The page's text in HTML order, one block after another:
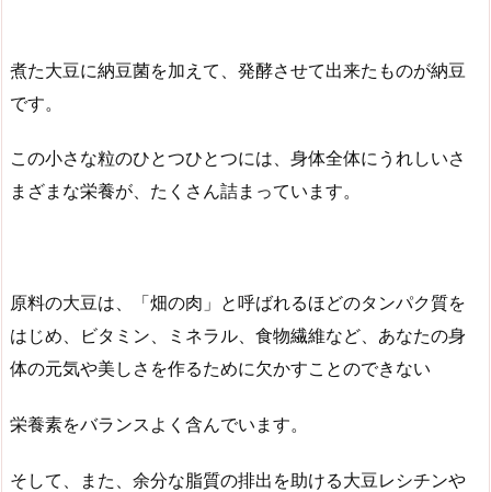
煮た大豆に納豆菌を加えて、発酵させて出来たものが納豆
です。
この小さな粒のひとつひとつには、身体全体にうれしいさ
まざまな栄養が、たくさん詰まっています。
原料の大豆は、「畑の肉」と呼ばれるほどのタンパク質を
はじめ、ビタミン、ミネラル、食物繊維など、あなたの身
体の元気や美しさを作るために欠かすことのできない
栄養素をバランスよく含んでいます。
そして、また、余分な脂質の排出を助ける大豆レシチンや